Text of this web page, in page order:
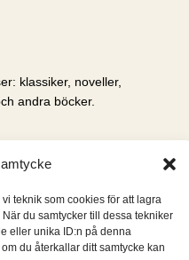
teknik som cookies för att lagra
du samtycker till dessa tekniker
eller unika ID:n på denna
du återkallar ditt samtycke kan
klassiker, noveller,
andra böcker.